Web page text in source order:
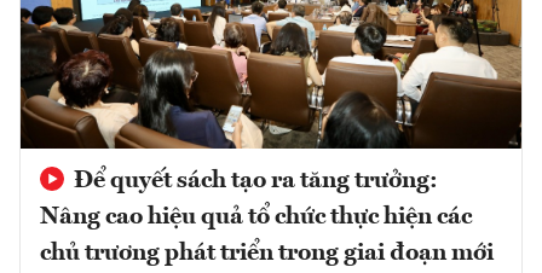
Để quyết sách tạo ra tăng trưởng:
Nâng cao hiệu quả tổ chức thực hiện các
chủ trương phát triển trong giai đoạn mới